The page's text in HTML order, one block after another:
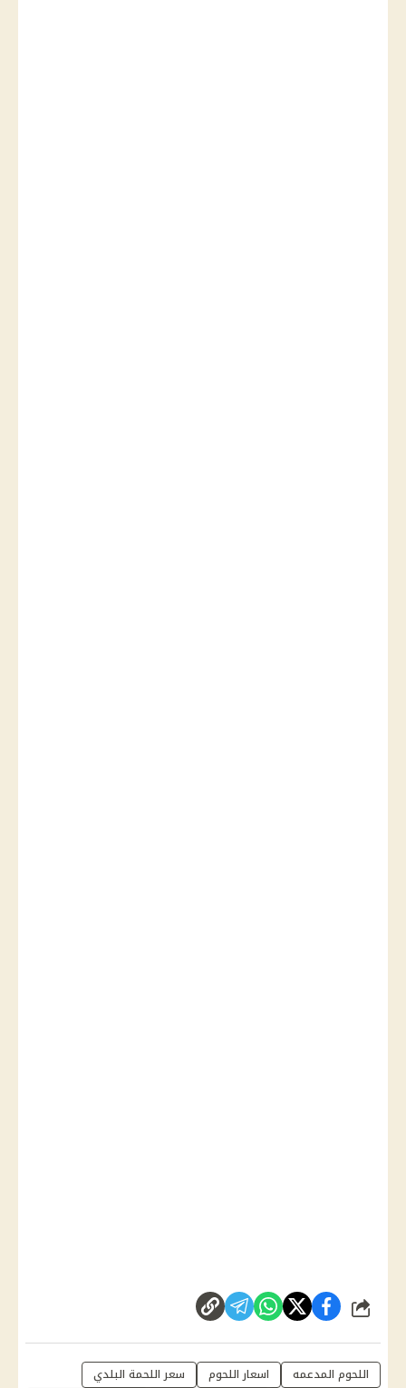
شارك
اللحوم المدعمه اسعار اللحوم
سعر اللحمة البلدي